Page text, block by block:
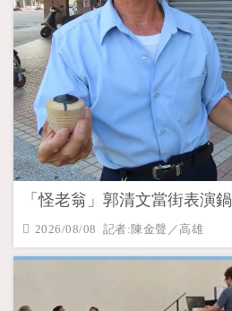
「怪老翁」郭清文當街表演
2026/08/08 記者:陳金聲／高雄